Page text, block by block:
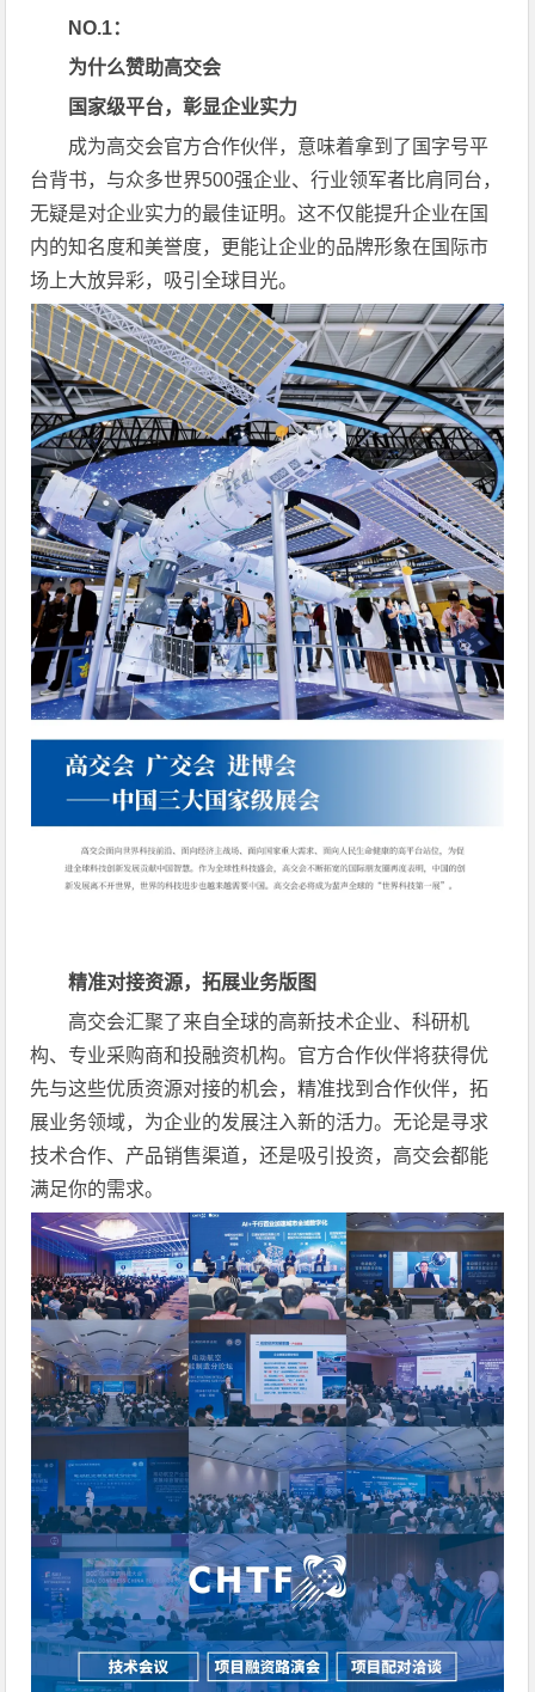
NO.1：
为什么赞助高交会
国家级平台，彰显企业实力
成为高交会官方合作伙伴，意味着拿到了国字号平
台背书，与众多世界500强企业、行业领军者比肩同台，
无疑是对企业实力的最佳证明。这不仅能提升企业在国
内的知名度和美誉度，更能让企业的品牌形象在国际市
场上大放异彩，吸引全球目光。
精准对接资源，拓展业务版图
高交会汇聚了来自全球的高新技术企业、科研机
构、专业采购商和投融资机构。官方合作伙伴将获得优
先与这些优质资源对接的机会，精准找到合作伙伴，拓
展业务领域，为企业的发展注入新的活力。无论是寻求
技术合作、产品销售渠道，还是吸引投资，高交会都能
满足你的需求。